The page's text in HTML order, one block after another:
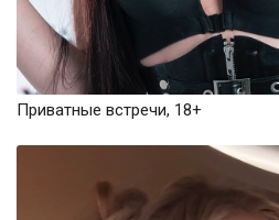
Приватные встречи, 18+